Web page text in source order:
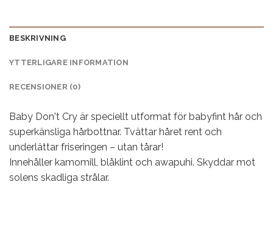
BESKRIVNING
YTTERLIGARE INFORMATION
RECENSIONER (0)
Baby Don't Cry är speciellt utformat för babyfint hår och
superkänsliga hårbottnar. Tvättar håret rent och
underlättar friseringen – utan tårar!
Innehåller kamomill, blåklint och awapuhi. Skyddar mot
solens skadliga strålar.